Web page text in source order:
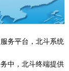
务平台，北斗系统
中，北斗终端提供